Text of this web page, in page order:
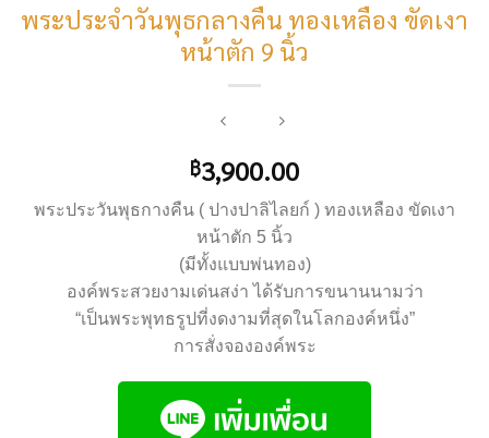
พระประจำวันพุธกลางคืน ทองเหลือง ขัดเงา
หน้าตัก 9 นิ้ว
฿3,900.00
พระประวันพุธกางคืน ( ปางปาลิไลยก์ ) ทองเหลือง ขัดเงา
หน้าตัก 5 นิ้ว
(มีทั้งแบบพ่นทอง)
องค์พระสวยงามเด่นสง่า ได้รับการขนานนามว่า
“เป็นพระพุทธรูปที่งดงามที่สุดในโลกองค์หนึ่ง”
การสั่งจององค์พระ